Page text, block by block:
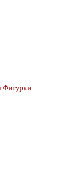
Фигурки